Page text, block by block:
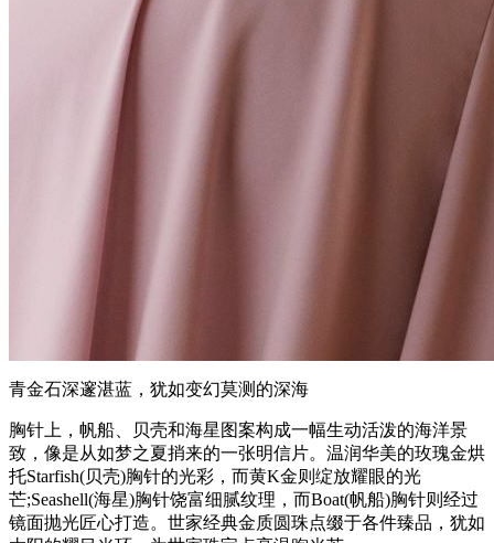
青金石深邃湛蓝，犹如变幻莫测的深海
胸针上，帆船、贝壳和海星图案构成一幅生动活泼的海洋景
致，像是从如梦之夏捎来的一张明信片。温润华美的玫瑰金烘
托Starfish(贝壳)胸针的光彩，而黄K金则绽放耀眼的光
芒;Seashell(海星)胸针饶富细腻纹理，而Boat(帆船)胸针则经过
镜面抛光匠心打造。世家经典金质圆珠点缀于各件臻品，犹如